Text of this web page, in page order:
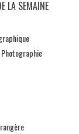
LA SEMAINE